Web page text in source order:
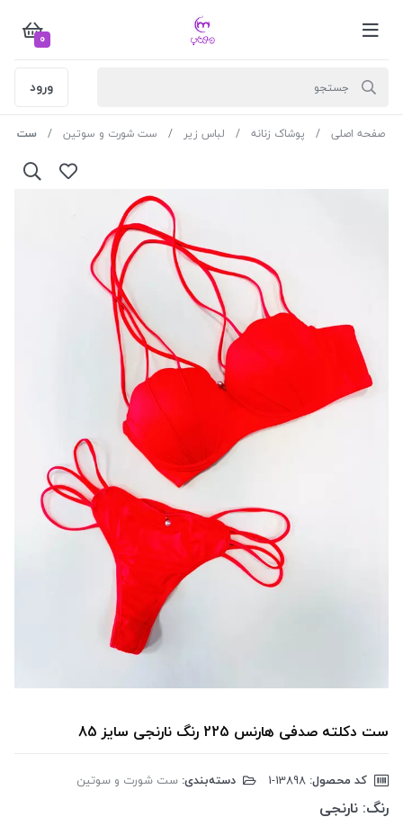
0
ورود
صفحه اصلی پوشاک زنانه لباس زیر ست شورت و سوتین ست دکلته
ست دکلته صدفی هارنس 225 رنگ نارنجی سایز 85
کد محصول: دسته‌بندی: ست شورت و سوتین
رنگ: نارنجی